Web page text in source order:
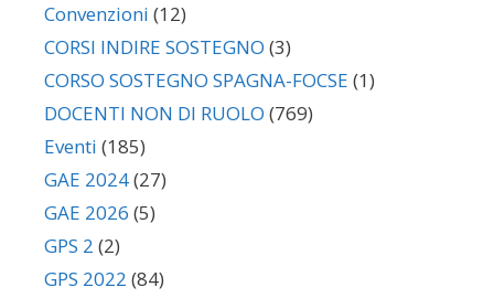
Convenzioni (12)
CORSI INDIRE SOSTEGNO (3)
CORSO SOSTEGNO SPAGNA-FOCSE (1)
DOCENTI NON DI RUOLO (769)
Eventi (185)
GAE 2024(27)
GAE 2026 (5)
GPS 2 (2)
GPS 2022 (84)